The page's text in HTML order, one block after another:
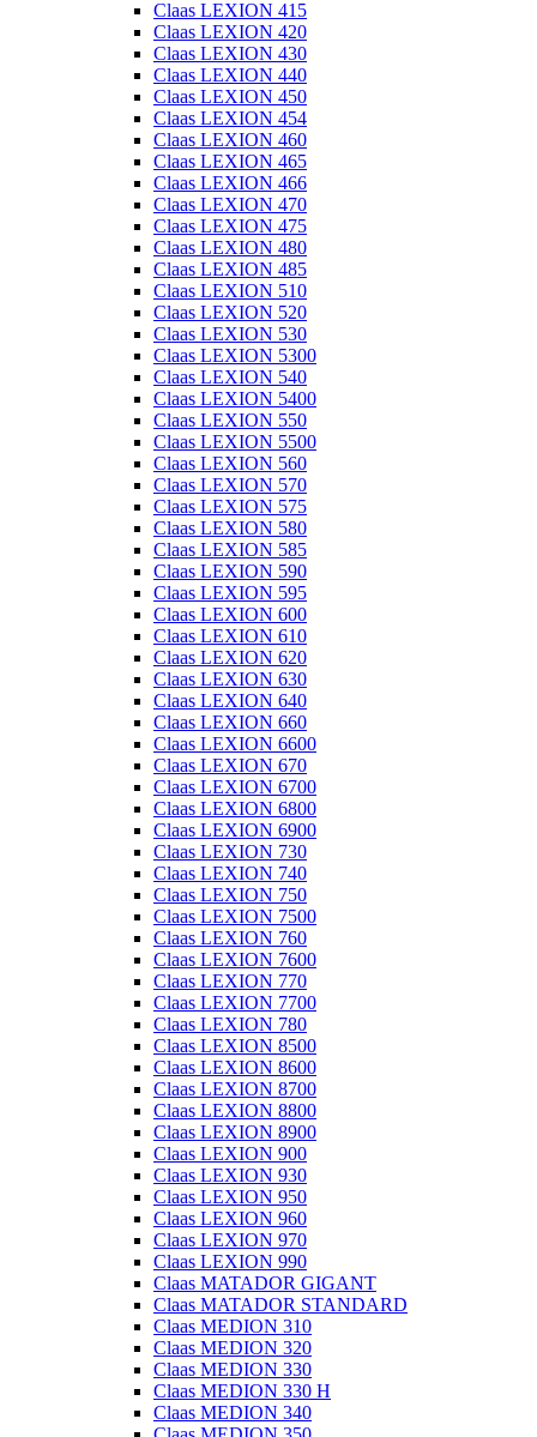
Claas LEXION 415
Claas LEXION 420
Claas LEXION 430
Claas LEXION 440
Claas LEXION 450
Claas LEXION 454
Claas LEXION 460
Claas LEXION 465
Claas LEXION 466
Claas LEXION 470
Claas LEXION 475
Claas LEXION 480
Claas LEXION 485
Claas LEXION 510
Claas LEXION 520
Claas LEXION 530
Claas LEXION 5300
Claas LEXION 540
Claas LEXION 5400
Claas LEXION 550
Claas LEXION 5500
Claas LEXION 560
Claas LEXION 570
Claas LEXION 575
Claas LEXION 580
Claas LEXION 585
Claas LEXION 590
Claas LEXION 595
Claas LEXION 600
Claas LEXION 610
Claas LEXION 620
Claas LEXION 630
Claas LEXION 640
Claas LEXION 660
Claas LEXION 6600
Claas LEXION 670
Claas LEXION 6700
Claas LEXION 6800
Claas LEXION 6900
Claas LEXION 730
Claas LEXION 740
Claas LEXION 750
Claas LEXION 7500
Claas LEXION 760
Claas LEXION 7600
Claas LEXION 770
Claas LEXION 7700
Claas LEXION 780
Claas LEXION 8500
Claas LEXION 8600
Claas LEXION 8700
Claas LEXION 8800
Claas LEXION 8900
Claas LEXION 900
Claas LEXION 930
Claas LEXION 950
Claas LEXION 960
Claas LEXION 970
Claas LEXION 990
Claas MATADOR GIGANT
Claas MATADOR STANDARD
Claas MEDION 310
Claas MEDION 320
Claas MEDION 330
Claas MEDION 330 H
Claas MEDION 340